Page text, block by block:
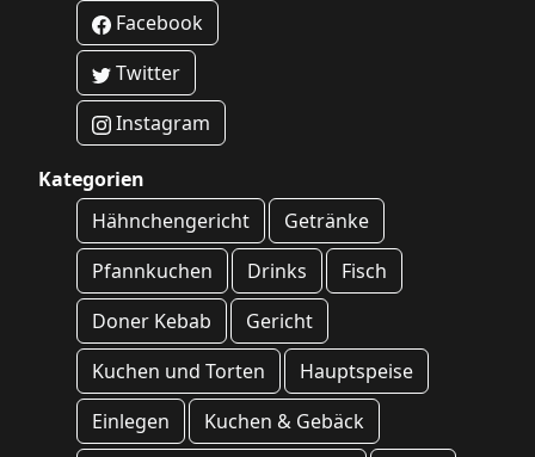
Facebook
Twitter
Instagram
Kategorien
Hähnchengericht
Getränke
Pfannkuchen
Drinks
Fisch
Doner Kebab
Gericht
Kuchen und Torten
Hauptspeise
Einlegen
Kuchen & Gebäck